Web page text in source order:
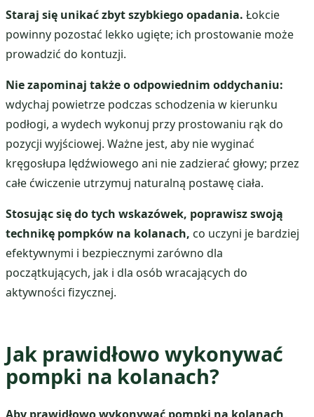
Staraj się unikać zbyt szybkiego opadania. Łokcie
powinny pozostać lekko ugięte; ich prostowanie może
prowadzić do kontuzji.
Nie zapominaj także o odpowiednim oddychaniu:
wdychaj powietrze podczas schodzenia w kierunku
podłogi, a wydech wykonuj przy prostowaniu rąk do
pozycji wyjściowej. Ważne jest, aby nie wyginać
kręgosłupa lędźwiowego ani nie zadzierać głowy; przez
całe ćwiczenie utrzymuj naturalną postawę ciała.
Stosując się do tych wskazówek, poprawisz swoją
technikę pompków na kolanach, co uczyni je bardziej
efektywnymi i bezpiecznymi zarówno dla
początkujących, jak i dla osób wracających do
aktywności fizycznej.
Jak prawidłowo wykonywać
pompki na kolanach?